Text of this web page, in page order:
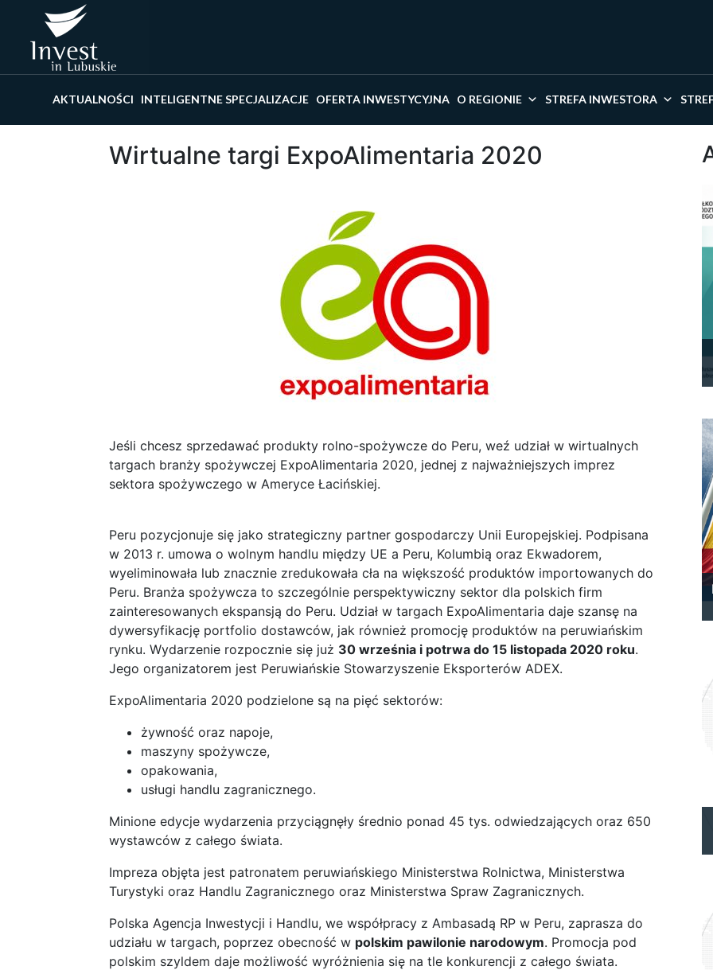
AKTUALNOŚCI INTELIGENTNE SPECJALIZACJE OFERTA INWESTYCYJNA O REGIONIE STREFA INWESTORA
Wirtualne targi ExpoAlimentaria 2020
Jeśli chcesz sprzedawać produkty rolno-spożywcze do Peru, weź udział w wirtualnych
targach branży spożywczej ExpoAlimentaria 2020, jednej z najważniejszych imprez
sektora spożywczego w Ameryce Łacińskiej.
Peru pozycjonuje się jako strategiczny partner gospodarczy Unii Europejskiej. Podpisana
w 2013 r. umowa o wolnym handlu między UE a Peru, Kolumbią oraz Ekwadorem,
wyeliminowała lub znacznie zredukowała cła na większość produktów importowanych do
Peru. Branża spożywcza to szczególnie perspektywiczny sektor dla polskich firm
zainteresowanych ekspansją do Peru. Udział w targach ExpoAlimentaria daje szansę na
dywersyfikację portfolio dostawców, jak również promocję produktów na peruwiańskim
rynku. Wydarzenie rozpocznie się już 30 września i potrwa do 15 listopada 2020 roku.
Jego organizatorem jest Peruwiańskie Stowarzyszenie Eksporterów ADEX.
ExpoAlimentaria 2020 podzielone są na pięć sektorów:
żywność oraz napoje,
maszyny spożywcze,
opakowania,
usługi handlu zagranicznego.
Minione edycje wydarzenia przyciągnęły średnio ponad 45 tys. odwiedzających oraz 650
wystawców z całego świata.
Impreza objęta jest patronatem peruwiańskiego Ministerstwa Rolnictwa, Ministerstwa
Turystyki oraz Handlu Zagranicznego oraz Ministerstwa Spraw Zagranicznych.
Polska Agencja Inwestycji i Handlu, we współpracy z Ambasadą RP w Peru, zaprasza do
udziału w targach, poprzez obecność w polskim pawilonie narodowym. Promocja pod
polskim szyldem daje możliwość wyróżnienia się na tle konkurencji z całego świata.